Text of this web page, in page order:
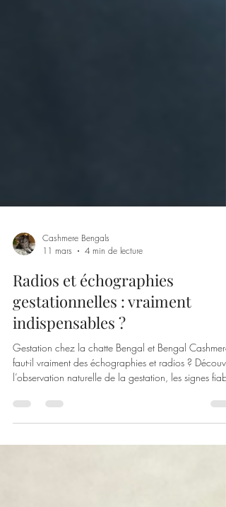
Cashmere Bengals
11 mars
4 min de lecture
Radios et échographies
gestationnelles : vraiment
indispensables ?
Gestation chez la chatte Bengal et Bengal
faut-il vraiment des échographies et radios ?